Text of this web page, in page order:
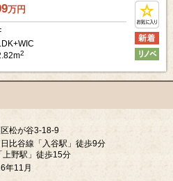
万円
2
松が谷3-18-9
比谷線「入谷駅」徒歩9分
上野駅」徒歩15分
年11月